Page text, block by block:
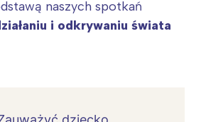
naszych spotkań
i odkrywaniu świata